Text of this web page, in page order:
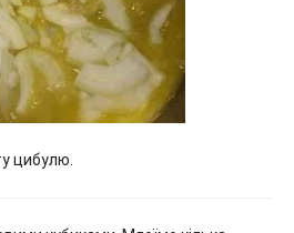
цибулю.